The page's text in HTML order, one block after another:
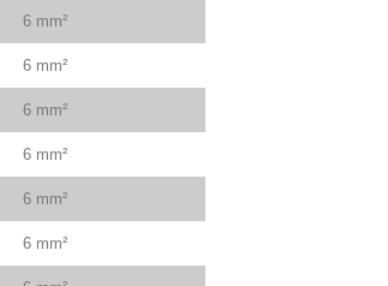
6 mm²
6 mm²
6 mm²
6 mm²
6 mm²
6 mm²